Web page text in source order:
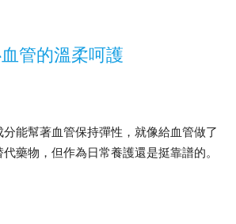
管的溫柔呵護
能幫著血管保持彈性，就像給血管做了
藥物，但作為日常養護還是挺靠譜的。